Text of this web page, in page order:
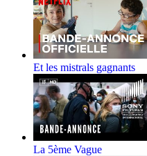
Et les mistrals gagnants
La 5ème Vague